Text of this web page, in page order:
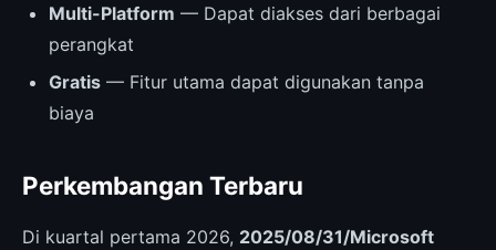
Multi-Platform — Dapat diakses dari berbagai
perangkat
Gratis — Fitur utama dapat digunakan tanpa
biaya
Perkembangan Terbaru
Di kuartal pertama 2026, 2025/08/31/Microsoft